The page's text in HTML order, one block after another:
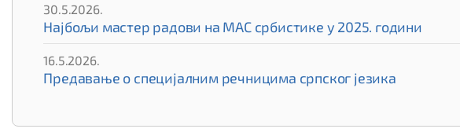
30.5.2026.
Најбољи мастер радови на МАС србистике у 2025. години
16.5.2026.
Предавање о специјалним речницима српског језика